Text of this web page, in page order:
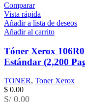
Comparar
Vista rápida
Añadir a lista de deseos
Añadir al carrito
Tóner Xerox
Estándar (2,200
TONER, Toner Xerox
$ 0.00
S/ 0.00